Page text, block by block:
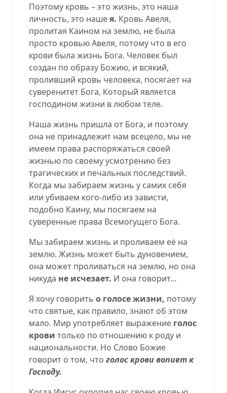
Поэтому кровь – это жизнь, это наша
личность, это нашея. Кровь Авеля,
пролитая Каином на землю, не была
просто кровью Авеля, потому что в его
крови была жизнь Бога. Человек был
создан по образу Божию, и всякий,
проливший кровь человека, посягает на
суверенитет Бога, Который является
господином жизни в любом теле.
Наша жизнь пришла от Бога, и поэтому
она не принадлежит нам всецело, мы не
имеем права распоряжаться своей
жизнью по своему усмотрению без
трагических и печальных последствий.
Когда мы забираем жизнь у самих себя
или убиваем кого-либо из зависти,
подобно Каину, мы посягаем на
суверенные права Всемогущего Бога.
Мы забираем жизнь и проливаем её на
землю. Жизнь может быть дуновением,
она может проливаться на землю, но она
никуда не исчезает. И она говорит…
Я хочу говорить о голосе жизни, потому
что святые, как правило, знают об этом
мало. Мир употребляет выражение голос
крови только по отношению к роду и
национальности. Но Слово Божие
говорит о том, что голос крови вопиет к
Господу.